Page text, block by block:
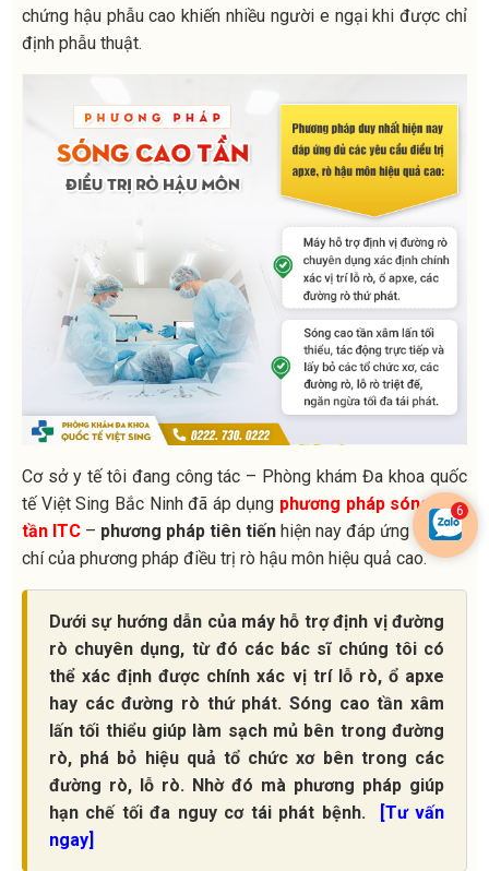
chứng hậu phẫu cao khiến nhiều người e ngại khi được chỉ
định phẫu thuật.
Cơ sở y tế tôi đang công tác – Phòng khám Đa khoa quốc
tế Việt Sing Bắc Ninh đã áp dụng phương pháp sóng cao
tần ITC – phương pháp tiên tiến hiện nay đáp ứng đủ tiêu
chí của phương pháp điều trị rò hậu môn hiệu quả cao.
Dưới sự hướng dẫn của máy hỗ trợ định vị đường
rò chuyên dụng, từ đó các bác sĩ chúng tôi có
thể xác định được chính xác vị trí lỗ rò, ổ apxe
hay các đường rò thứ phát. Sóng cao tần xâm
lấn tối thiểu giúp làm sạch mủ bên trong đường
rò, phá bỏ hiệu quả tổ chức xơ bên trong các
đường rò, lỗ rò. Nhờ đó mà phương pháp giúp
hạn chế tối đa nguy cơ tái phát bệnh.
[Tư vấn
ngay]